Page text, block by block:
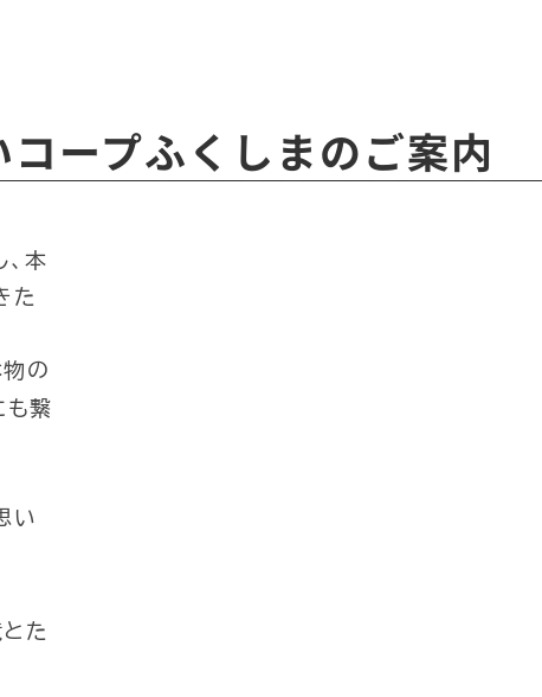
コープふくしまのご案内
本
た
物の
も繋
い
た